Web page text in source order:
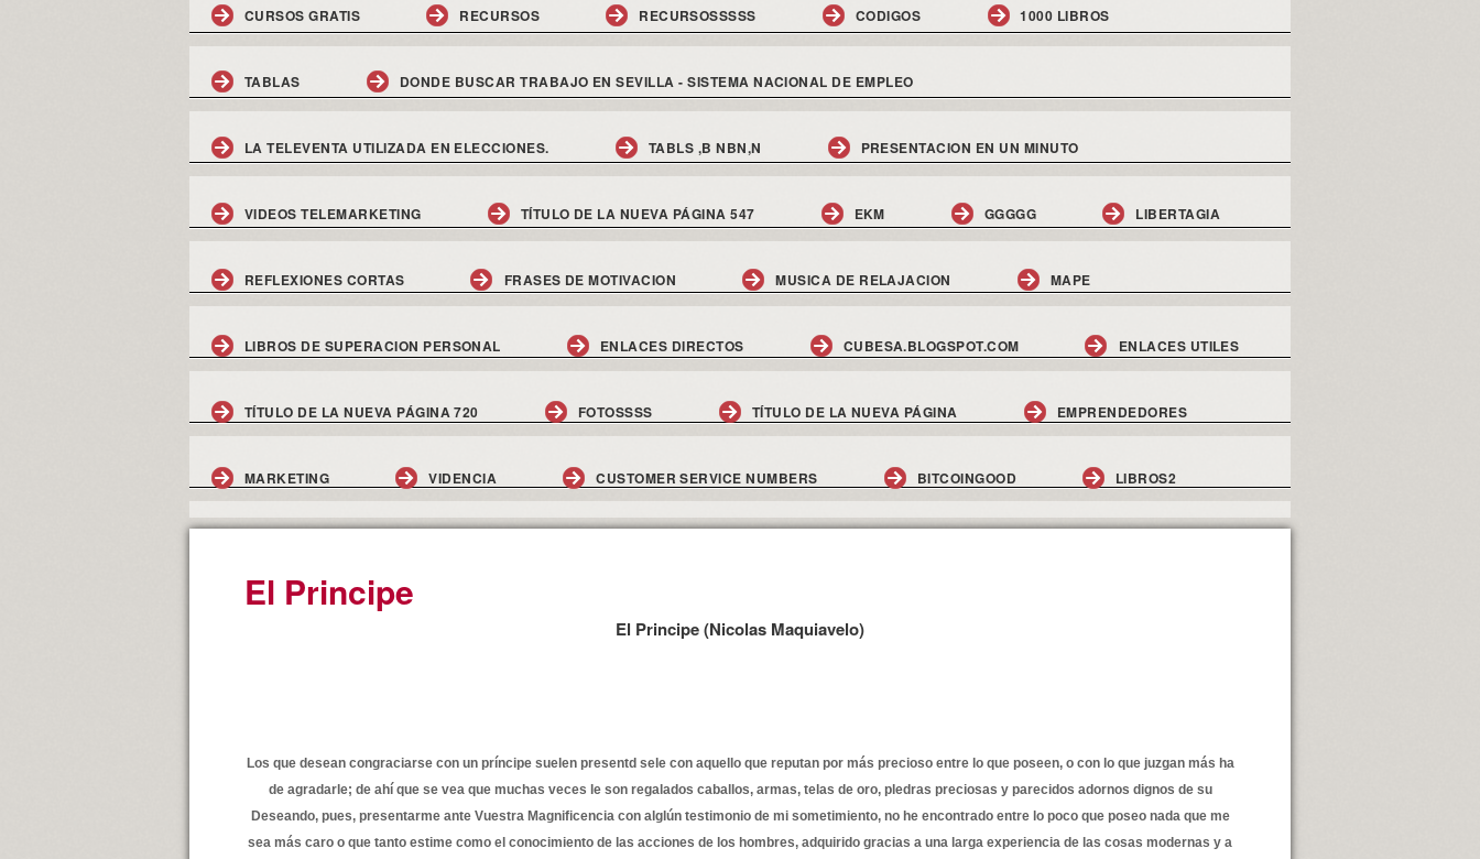
CURSOS GRATIS RECURSOS RECURSOSSSSS CODIGOS 1000 LIBROS
TABLAS DONDE BUSCAR TRABAJO EN SEVILLA - SISTEMA NACIONAL DE EMPLEO
LA TELEVENTA UTILIZADA EN ELECCIONES. TABLS ,B NBN,N PRESENTACION EN UN MINUTO
VIDEOS TELEMARKETING TÍTULO DE LA NUEVA PÁGINA 547 EKM GGGGG LIBERTAGIA
REFLEXIONES CORTAS FRASES DE MOTIVACION MUSICA DE RELAJACION MAPE
LIBROS DE SUPERACION PERSONAL ENLACES DIRECTOS CUBESA.BLOGSPOT.COM ENLACES UTILES
TÍTULO DE LA NUEVA PÁGINA 720 FOTOSSSS TÍTULO DE LA NUEVA PÁGINA EMPRENDEDORES
MARKETING VIDENCIA CUSTOMER SERVICE NUMBERS BITCOINGOOD LIBROS2
El Principe
El Principe (Nicolas Maquiavelo)
Los que desean congraciarse con un príncipe suelen presentd sele con aquello que reputan por más precioso entre lo que poseen, o con lo que juzgan más ha
de agradarle; de ahí que se vea que muchas veces le son regalados caballos, armas, telas de oro, pledras preciosas y parecidos adornos dignos de su
Deseando, pues, presentarme ante Vuestra Magnificencia con alglún testimonio de mi sometimiento, no he encontrado entre lo poco que poseo nada que me
sea más caro o que tanto estime como el conocimiento de las acciones de los hombres, adquirido gracias a una larga experiencia de las cosas modernas y a